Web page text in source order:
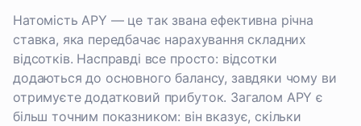
Натомість APY — це так звана ефективна річна
ставка, яка передбачає нарахування складних
відсотків. Насправді все просто: відсотки
додаються до основного балансу, завдяки чому ви
отримуєте додатковий прибуток. Загалом APY є
більш точним показником: він вказує, скільки